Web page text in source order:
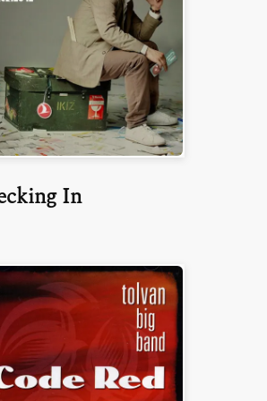
In